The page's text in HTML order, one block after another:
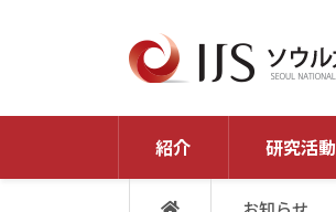
紹介 研究活動